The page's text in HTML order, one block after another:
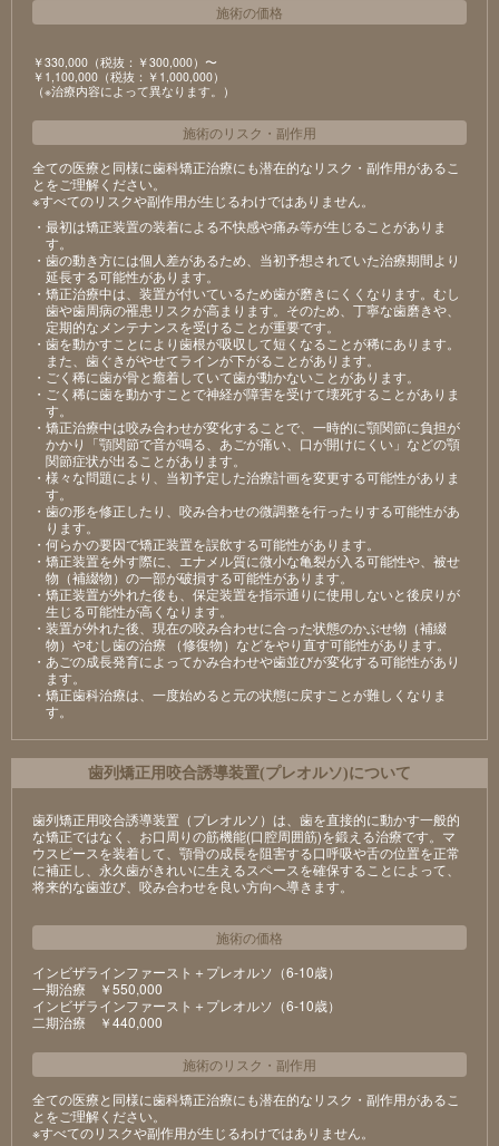
施術の価格
￥330,000（税抜：￥300,000）〜
￥1,100,000（税抜：￥1,000,000）
（※治療内容によって異なります。）
施術のリスク ・ 副作用
全ての医療と同様に歯科矯正治療にも潜在的なリスク・副作用があるこ
とをご理解ください。
※すべてのリスクや副作用が生じるわけではありません。
・最初は矯正装置の装着による不快感や痛み等が生じることがありま
す。
・歯の動き方には個人差があるため、当初予想されていた治療期間より
延長する可能性があります。
・矯正治療中は、装置が付いているため歯が磨きにくくなります。むし
歯や歯周病の罹患リスクが高まります。そのため、丁寧な歯磨きや、
定期的なメンテナンスを受けることが重要です。
・歯を動かすことにより歯根が吸収して短くなることが稀にあります。
また、歯ぐきがやせてラインが下がることがあります。
・ごく稀に歯が骨と癒着していて歯が動かないことがあります。
・ごく稀に歯を動かすことで神経が障害を受けて壊死することがありま
す。
・矯正治療中は咬み合わせが変化することで、一時的に顎関節に負担が
かかり「顎関節で音が鳴る、あごが痛い、口が開けにくい」などの顎
関節症状が出ることがあります。
・様々な問題により、当初予定した治療計画を変更する可能性がありま
す。
・歯の形を修正したり、咬み合わせの微調整を行ったりする可能性があ
ります。
・何らかの要因で矯正装置を誤飲する可能性があります。
・矯正装置を外す際に、エナメル質に微小な亀裂が入る可能性や、被せ
物（補綴物）の一部が破損する可能性があります。
・矯正装置が外れた後も、保定装置を指示通りに使用しないと後戻りが
生じる可能性が高くなります。
・装置が外れた後、現在の咬み合わせに合った状態のかぶせ物（補綴
物）やむし歯の治療 （修復物）などをやり直す可能性があります。
・あごの成長発育によってかみ合わせや歯並びが変化する可能性があり
ます。
・矯正歯科治療は、一度始めると元の状態に戻すことが難しくなりま
す。
⻭列矯正⽤咬合誘導装置(プレオルソ)について
歯列矯正用咬合誘導装置（プレオルソ）は、歯を直接的に動かす一般的
な矯正ではなく、お口周りの筋機能(口腔周囲筋)を鍛える治療です。マ
ウスピースを装着して、顎骨の成長を阻害する口呼吸や舌の位置を正常
に補正し、永久歯がきれいに生えるスペースを確保することによって、
将来的な歯並び、咬み合わせを良い方向へ導きます。
施術の価格
インビザラインファースト＋プレオルソ（6-10歳）
⼀期治療 ￥550,000
インビザラインファースト＋プレオルソ（6-10歳）
⼆期治療 ￥440,000
施術のリスク ・ 副作用
全ての医療と同様に歯科矯正治療にも潜在的なリスク・副作用があるこ
とをご理解ください。
※すべてのリスクや副作用が生じるわけではありません。